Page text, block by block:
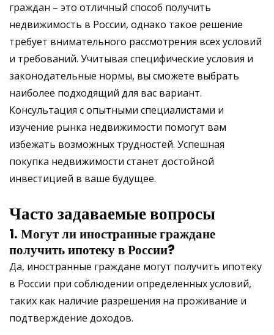
граждан – это отличный способ получить
недвижимость в России, однако такое решение
требует внимательного рассмотрения всех условий
и требований. Учитывая специфические условия и
законодательные нормы, вы сможете выбрать
наиболее подходящий для вас вариант.
Консультация с опытными специалистами и
изучение рынка недвижимости помогут вам
избежать возможных трудностей. Успешная
покупка недвижимости станет достойной
инвестицией в ваше будущее.
Часто задаваемые вопросы
1. Могут ли иностранные граждане
получить ипотеку в России?
Да, иностранные граждане могут получить ипотеку
в России при соблюдении определенных условий,
таких как наличие разрешения на проживание и
подтверждение доходов.